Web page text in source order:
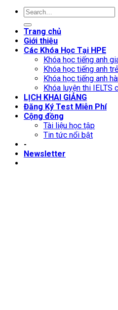
Trang chủ
Giới thiệu
Các Khóa Học Tại HPE
Khóa học tiếng anh
Khóa học tiếng anh
Khóa học tiếng anh
Khóa luyện thi IELTS
LỊCH KHAI GIẢNG
Đăng Ký Test Miễn Phí
Cộng đồng
Tài liệu học tập
Tin tức nổi bật
-
Newsletter